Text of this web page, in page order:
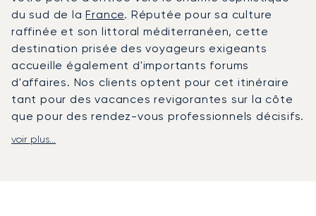
du sud de laFrance. Réputée pour sa culture
raffinée et son littoral méditerranéen, cette
destination prisée des voyageurs exigeants
accueille également d'importants forums
d'affaires. Nos clients optent pour cet itinéraire
tant pour des vacances revigorantes sur la côte
que pour des rendez-vous professionnels décisifs.
Votre vol est organisé selon votre itinéraire
voir plus...